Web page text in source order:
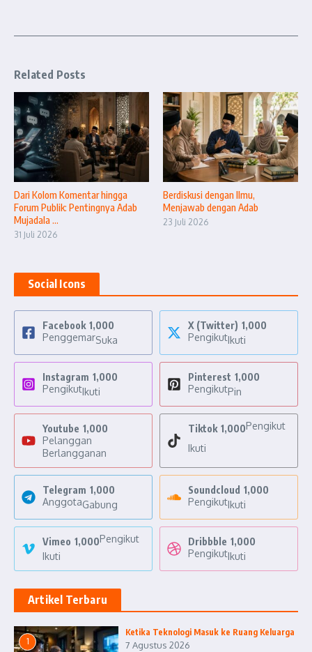
Related Posts
Dari Kolom Komentar hingga
Forum Publik: Pentingnya Adab
Mujadala ...
31 Juli 2026
Berdiskusi dengan Ilmu,
Menjawab dengan Adab
23 Juli 2026
Social Icons
Facebook 1,000
PenggemarSuka
X (Twitter) 1,000
PengikutIkuti
Instagram 1,000
PengikutIkuti
Pinterest 1,000
PengikutPin
Youtube 1,000
Pelanggan
Berlangganan
Tiktok 1,000Pengikut
Ikuti
Telegram 1,000
AnggotaGabung
Soundcloud 1,000
PengikutIkuti
Vimeo 1,000Pengikut
Ikuti
Dribbble 1,000
PengikutIkuti
Artikel Terbaru
1
Ketika Teknologi Masuk ke Ruang Keluarga
7 Agustus 2026